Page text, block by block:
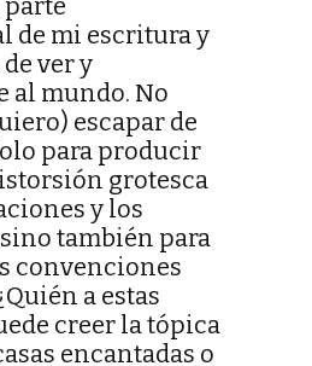
de mi escritura y
ver y
al mundo. No
escapar de
para producir
grotesca
y los
también para
convenciones
a estas
creer la tópica
encantadas o